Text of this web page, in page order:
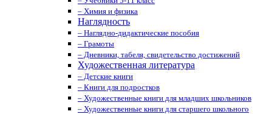
– Химия и физика
Наглядность
– Наглядно-дидактические пособия
– Грамоты
– Дневники, табеля, свидетельство достижений
Художественная литература
– Детские книги
– Книги для подростков
– Художественные книги для младших школьников
– Художественные книги для старшего школьного